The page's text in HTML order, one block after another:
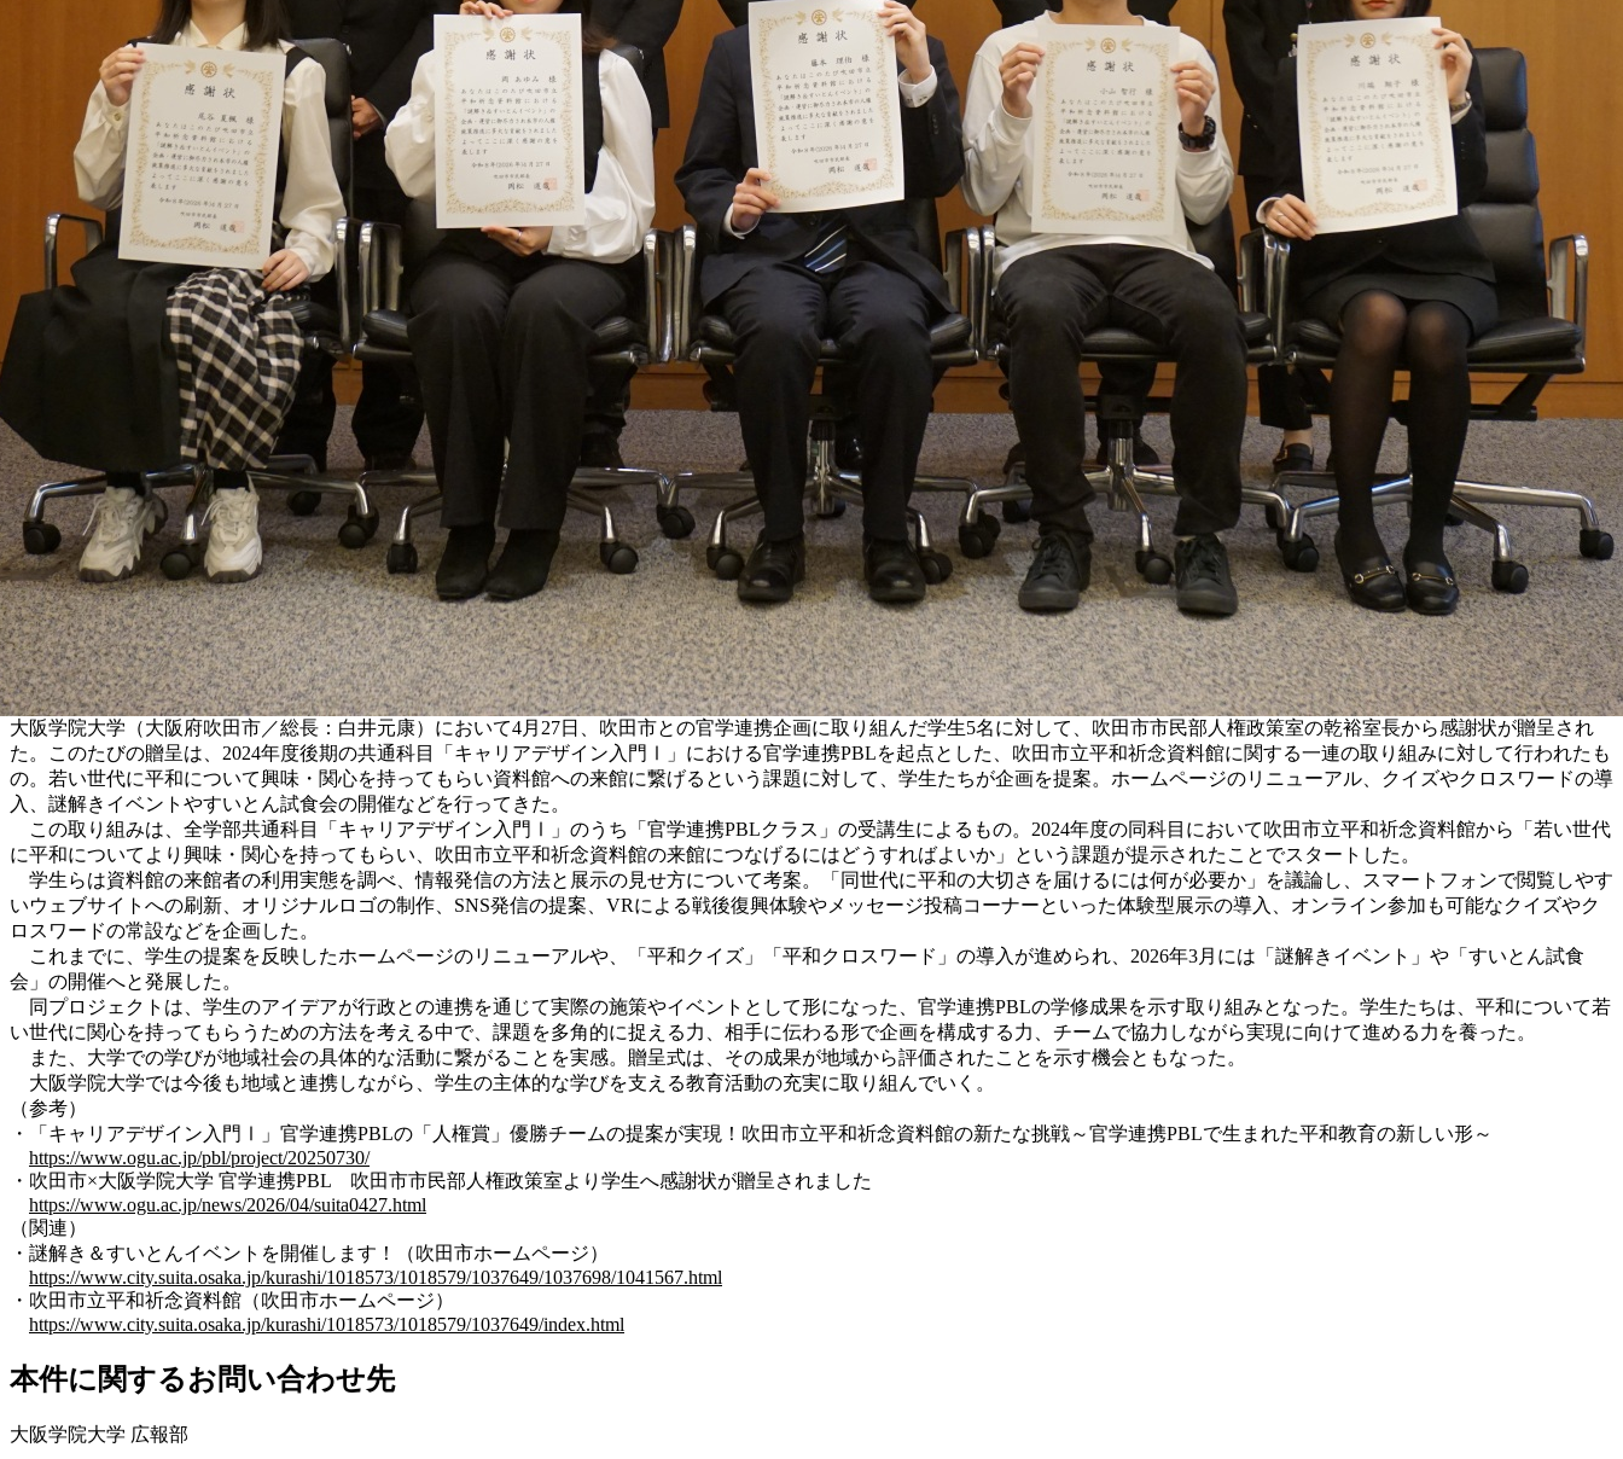
大阪学院大学（大阪府吹田市／総長：白井元康）において4月27日、吹田市との官学連携企画に取り組んだ学生5名に対して、吹田市市民部人権政策室の乾裕室長から感謝状が贈呈され
た。このたびの贈呈は、2024年度後期の共通科目「キャリアデザイン入門Ⅰ」における官学連携PBLを起点とした、吹田市立平和祈念資料館に関する一連の取り組みに対して行われたも
の。若い世代に平和について興味・関心を持ってもらい資料館への来館に繋げるという課題に対して、学生たちが企画を提案。ホームページのリニューアル、クイズやクロスワードの導
入、謎解きイベントやすいとん試食会の開催などを行ってきた。
この取り組みは、全学部共通科目「キャリアデザイン入門Ⅰ」のうち「官学連携PBLクラス」の受講生によるもの。2024年度の同科目において吹田市立平和祈念資料館から「若い世代
に平和についてより興味・関心を持ってもらい、吹田市立平和祈念資料館の来館につなげるにはどうすればよいか」という課題が提示されたことでスタートした。
学生らは資料館の来館者の利用実態を調べ、情報発信の方法と展示の見せ方について考案。「同世代に平和の大切さを届けるには何が必要か」を議論し、スマートフォンで閲覧しやす
いウェブサイトへの刷新、オリジナルロゴの制作、SNS発信の提案、VRによる戦後復興体験やメッセージ投稿コーナーといった体験型展示の導入、オンライン参加も可能なクイズやク
ロスワードの常設などを企画した。
これまでに、学生の提案を反映したホームページのリニューアルや、「平和クイズ」「平和クロスワード」の導入が進められ、2026年3月には「謎解きイベント」や「すいとん試食
会」の開催へと発展した。
同プロジェクトは、学生のアイデアが行政との連携を通じて実際の施策やイベントとして形になった、官学連携PBLの学修成果を示す取り組みとなった。学生たちは、平和について若
い世代に関心を持ってもらうための方法を考える中で、課題を多角的に捉える力、相手に伝わる形で企画を構成する力、チームで協力しながら実現に向けて進める力を養った。
また、大学での学びが地域社会の具体的な活動に繋がることを実感。贈呈式は、その成果が地域から評価されたことを示す機会ともなった。
大阪学院大学では今後も地域と連携しながら、学生の主体的な学びを支える教育活動の充実に取り組んでいく。
（参考）
・「キャリアデザイン入門Ⅰ」官学連携PBLの「人権賞」優勝チームの提案が実現！吹田市立平和祈念資料館の新たな挑戦～官学連携PBLで生まれた平和教育の新しい形～
https://www.ogu.ac.jp/pbl/project/20250730/
・吹田市×大阪学院大学 官学連携PBL 吹田市市民部人権政策室より学生へ感謝状が贈呈されました
https://www.ogu.ac.jp/news/2026/04/suita0427.html
（関連）
・謎解き＆すいとんイベントを開催します！（吹田市ホームページ）
https://www.city.suita.osaka.jp/kurashi/1018573/1018579/1037649/1037698/1041567.html
・吹田市立平和祈念資料館（吹田市ホームページ）
https://www.city.suita.osaka.jp/kurashi/1018573/1018579/1037649/index.html
本件に関するお問い合わせ先
大阪学院大学 広報部